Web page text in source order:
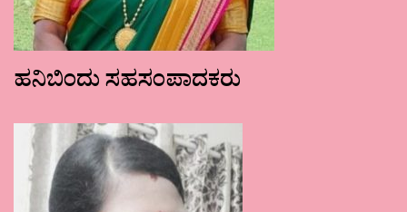
ಹನಿಬಿಂದು ಸಹಸಂಪಾದಕರು